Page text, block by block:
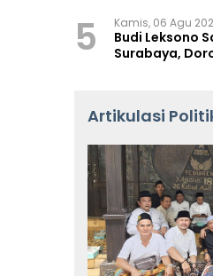
5 Kamis, 06 Agu
Budi Leksono
Surabaya,
Artikulasi